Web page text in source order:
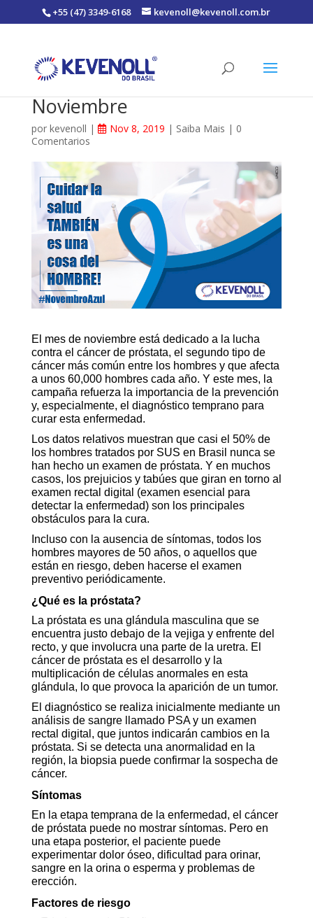
+55 (47) 3349-6168 kevenoll@kevenoll.com.br
Noviembre
por kevenoll | Nov 8, 2019 | Saiba Mais | 0
Comentarios
El mes de noviembre está dedicadoa la lucha
contra el cáncer de próstata, el segundo tipo de
cáncer más común entre los hombres y que afecta
a unos 60,000 hombres cada año. Y este mes, la
campaña refuerza la importancia de la prevención
y, especialmente, el diagnóstico temprano para
curar esta enfermedad.
Los datos relativos muestran que casi el 50% de
los hombres tratados por SUS en Brasil nunca se
han hecho un examen de próstata. Y en muchos
casos, los prejuicios y tabúes que giran en torno al
examen rectal digital (examen esencial para
detectar la enfermedad) son los principales
obstáculos para la cura.
Incluso con la ausencia de síntomas, todos los
hombres mayores de 50 años, o aquellos que
están en riesgo, deben hacerse el examen
preventivo periódicamente.
¿Qué es la próstata?
La próstata es una glándula masculina que se
encuentra justo debajo de la vejiga y enfrente del
recto, y que involucra una parte de la uretra. El
cáncer de próstata es el desarrollo y la
multiplicación de células anormales en esta
glándula, lo que provoca la aparición de un tumor.
El diagnóstico se realiza inicialmente mediante un
análisis de sangre llamado PSA y un examen
rectal digital, que juntos indicarán cambios en la
próstata. Si se detecta una anormalidad en la
región, la biopsia puede confirmar la sospecha de
cáncer.
Síntomas
En la etapa temprana de la enfermedad, el cáncer
de próstata puede no mostrar síntomas. Pero en
una etapa posterior, el paciente puede
experimentar dolor óseo, dificultad para orinar,
sangre en la orina o esperma y problemas de
erección.
Factores de riesgo